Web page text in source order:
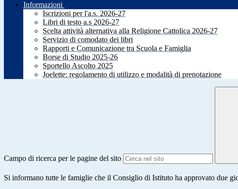
Informazioni
Iscrizioni per l'a.s. 2026-27
Libri di testo a.s 2026-27
Scelta attività alternativa alla Religione Cattolica 2026-27
Servizio di comodato dei libri
Rapporti e Comunicazione tra Scuola e Famiglia
Borse di Studio 2025-26
Sportello Ascolto 2025
Joelette: regolamento di utilizzo e modalità di prenotazione
Campo di ricerca per le pagine del sito
Si informano tutte le famiglie che il Consiglio di Istituto ha approvato due